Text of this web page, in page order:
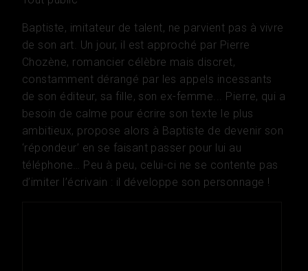
Baptiste, imitateur de talent, ne parvient pas à vivre
de son art. Un jour, il est approché par Pierre
Chozène, romancier célèbre mais discret,
constamment dérangé par les appels incessants
de son éditeur, sa fille, son ex-femme... Pierre, qui a
besoin de calme pour écrire son texte le plus
ambitieux, propose alors à Baptiste de devenir son
‘répondeur’ en se faisant passer pour lui au
téléphone… Peu à peu, celui-ci ne se contente pas
d’imiter l’écrivain : il développe son personnage !